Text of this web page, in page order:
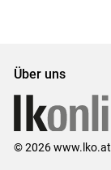
Über uns
© 2026 www.lko.at